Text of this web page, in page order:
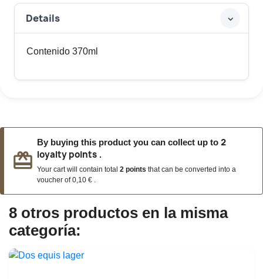
Details
Contenido 370ml
redeem
By buying this product you can collect up to2
loyalty points .
Your cart will contain total2 points that can be converted into a
voucher of0,10 € .
8 otros productos en la misma
categoría: